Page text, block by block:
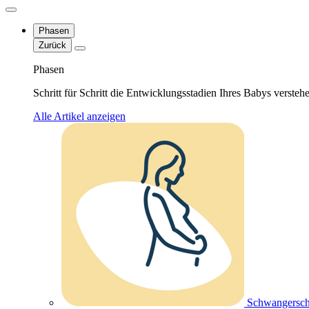
Phasen
Zurück
Phasen
Schritt für Schritt die Entwicklungsstadien Ihres Babys
Alle Artikel anzeigen